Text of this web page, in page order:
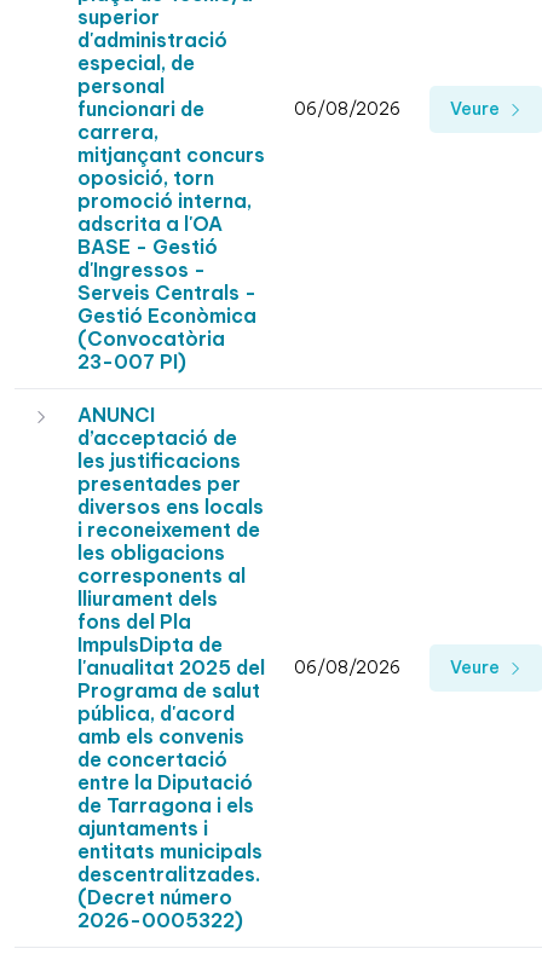
superior
d'administració
especial, de
personal
funcionari de
carrera,
mitjançant concurs
oposició, torn
promoció interna,
adscrita a l'OA
BASE - Gestió
d'Ingressos -
Serveis Centrals -
Gestió Econòmica
(Convocatòria
23-007 PI)
06/08/2026 Veure
ANUNCI
d’acceptació de
les justificacions
presentades per
diversos ens locals
i reconeixement de
les obligacions
corresponents al
lliurament dels
fons del Pla
ImpulsDipta de
l'anualitat 2025 del
Programa de salut
pública, d'acord
amb els convenis
de concertació
entre la Diputació
de Tarragona i els
ajuntaments i
entitats municipals
descentralitzades.
(Decret número
2026-0005322)
06/08/2026 Veure